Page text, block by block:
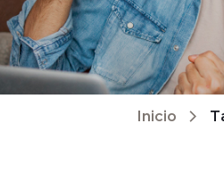
Inicio